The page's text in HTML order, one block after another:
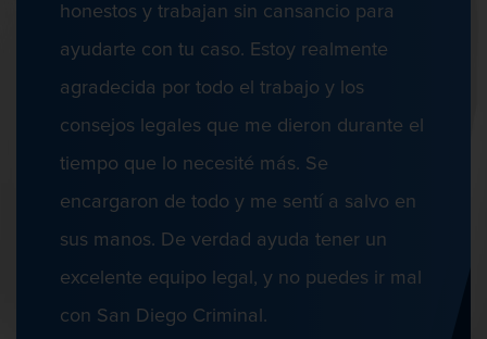
Sello de Registros Juveniles
Tribunal de Delincuencia Juvenil
Tutela de los Tribunales
Dañar lineas telefónicas, eléctricas o
de servicios públicos
Incendio Provocado
honestos y trabajan sin cansancio para
ayudarte con tu caso. Estoy realmente
agradecida por todo el trabajo y los
consejos legales que me dieron durante el
tiempo que lo necesité más. Se
encargaron de todo y me sentí a salvo en
sus manos. De verdad ayuda tener un
excelente equipo legal, y no puedes ir mal
con San Diego Criminal.
Defensa De Asalto
Defensa de Homicidios
Defensa De Licencia Profesional